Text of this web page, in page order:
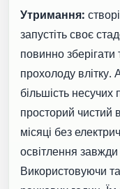
Утримання:
запустіть своє
повинно
прохолоду влітку.
більшість
просторий чистий
місяці без
освітлення
Використовуючи